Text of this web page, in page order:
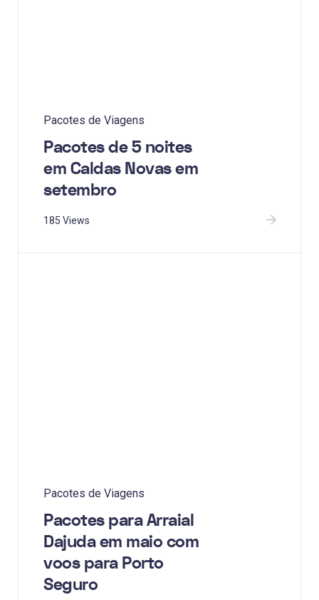
Pacotes de Viagens
Pacotes de 5 noites
em Caldas Novas em
setembro
185 Views
Pacotes de Viagens
Pacotes para Arraial
Dajuda em maio com
voos para Porto
Seguro